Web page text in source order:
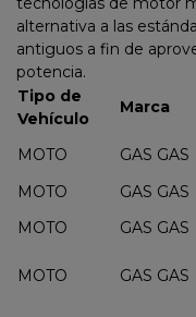
alternativa a las
antiguos a fin de
potencia.
Tipo de
Vehículo
Marca
MOTO GAS GAS
MOTO
GAS GAS
MOTO
GAS GAS
MOTO
GAS GAS